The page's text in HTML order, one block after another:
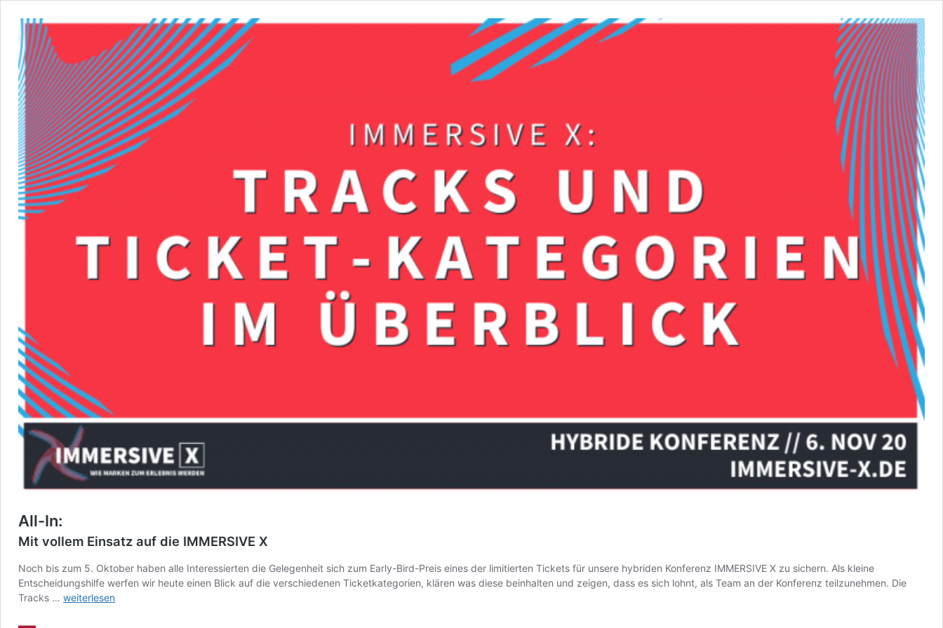
All-In:
Mit vollem Einsatz auf die IMMERSIVE X
Noch bis zum 5. Oktober haben alle Interessierten die Gelegenheit sich zum Early-Bird-Preis eines der limitierten Tickets für unsere hybriden Konferenz IMMERSIVE X zu sichern. Als kleine
Entscheidungshilfe werfen wir heute einen Blick auf die verschiedenen Ticketkategorien, klären was diese beinhalten und zeigen, dass es sich lohnt, als Team an der Konferenz teilzunehmen. Die
Tracks … All-
weiterlesen